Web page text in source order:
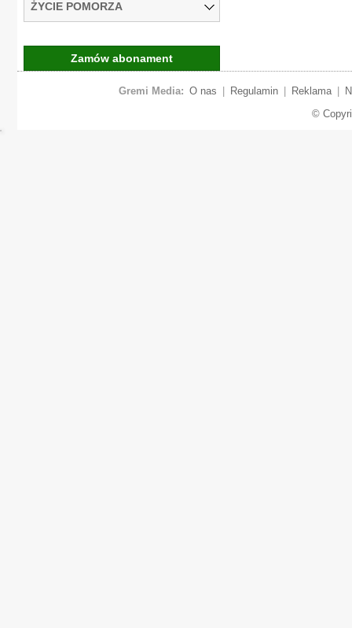
ŻYCIE POMORZA
Zamów abonament
Gremi Media: O nas Regulamin Reklama
©